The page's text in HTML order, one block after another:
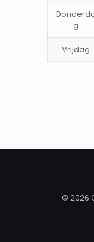
g
Vrijdag
© 2026